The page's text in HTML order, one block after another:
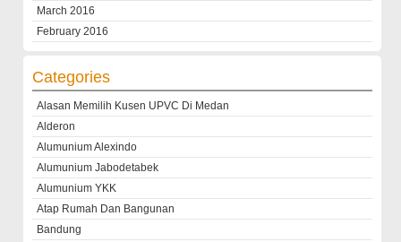
March 2016
February 2016
Categories
Alasan Memilih Kusen UPVC Di Medan
Alderon
Alumunium Alexindo
Alumunium Jabodetabek
Alumunium YKK
Atap Rumah Dan Bangunan
Bandung